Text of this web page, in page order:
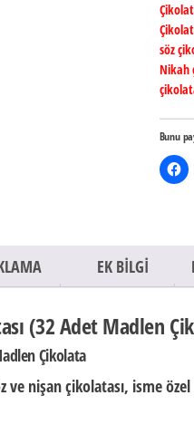
söz
Nikah
Bunu
EK BILGI
(32 Adet Madlen
Çikolata
ve nişan çikolatası, isme özel